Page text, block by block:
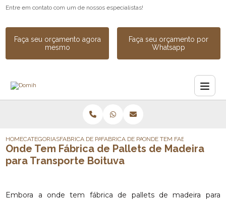
Entre em contato com um de nossos especialistas!
Faça seu orçamento agora
mesmo
Faça seu orçamento por
Whatsapp
HOMECATEGORIASFABRICA DE PALLETSFABRICA DE PALLETS DE MADEIRA
ONDE TEM FABRICA DE
Onde Tem Fábrica de Pallets de Madeira
para Transporte Boituva
Embora a onde tem fábrica de pallets de madeira para